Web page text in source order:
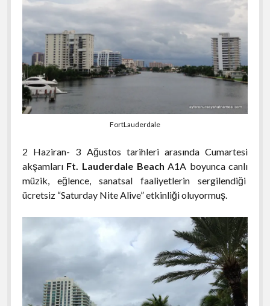
FortLauderdale
2 Haziran- 3 Ağustos tarihleri arasında Cumartesi
akşamları Ft. Lauderdale Beach A1A boyunca canlı
müzik, eğlence, sanatsal faaliyetlerin sergilendiği
ücretsiz “Saturday Nite Alive” etkinliği oluyormuş.